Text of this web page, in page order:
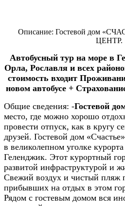
Описание: Гостевой дом
ЦЕНТР.
Автобусный тур на море в
Орла, Рославля и всех
стоимость входит
новом автобусе +
Общие сведения: -Гостевой
место, где можно хорошо
провести отпуск, как в кругу
друзей. Гостевой дом
в великолепном уголке
Геленджик. Этот курортный
развитой инфраструктурой и
Свежий воздух и чистый пляж
прибывших на отдых в этом
Рядом с гостевым домом вся